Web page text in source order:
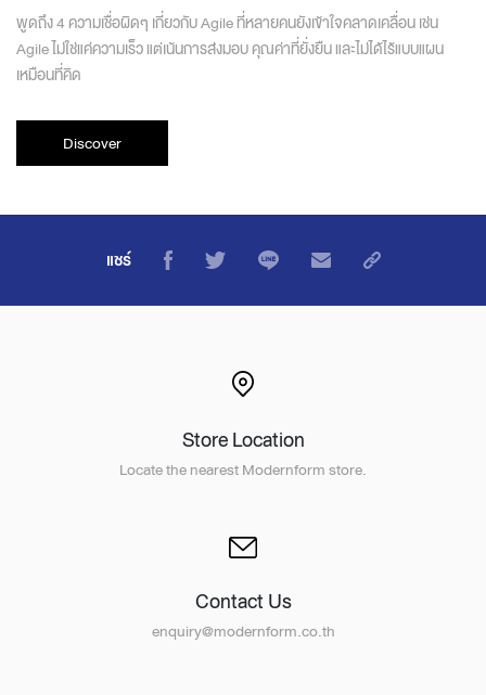
พูดถึง 4 ความเชื่อผิดๆ เกี่ยวกับ Agile ที่หลายคนยังเข้าใจคลาดเคลื่อน เช่น
Agile ไม่ใช่แค่ความเร็ว แต่เน้นการส่งมอบ คุณค่าที่ยั่งยืน และไม่ได้ไร้แบบแผน
เหมือนที่คิด
Discover
แชร์
Store Location
Locate the nearest Modernform store.
Contact Us
enquiry@modernform.co.th